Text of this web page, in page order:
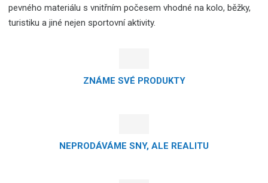
pevného materiálu s vnitřním počesem vhodné na kolo, běžky,
turistiku a jiné nejen sportovní aktivity.
ZNÁME SVÉ PRODUKTY
NEPRODÁVÁME SNY, ALE REALITU